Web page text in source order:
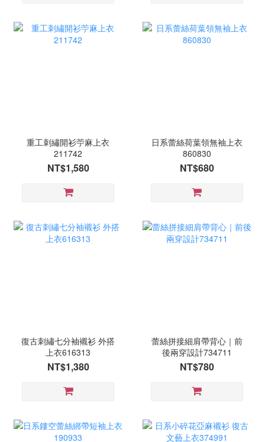
重工刺繡開衫苧麻上衣
211742
NT$1,580
日系蕾絲荷葉領無袖上衣
860830
NT$680
復古刺繡七分袖襯衫 外搭
上衣616313
NT$1,380
蕾絲拼接細肩帶背心｜前
後兩穿設計734711
NT$780